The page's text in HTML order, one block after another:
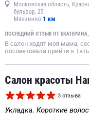
Московская область,
бульвар, 25
Мякинино 1 км
ПОСЛЕДНИЙ ОТЗЫВ ОТ
В салон ходят моя мама,
посоветовала прийти к
Салон красоты
3 отзыва
Укладка. Короткие